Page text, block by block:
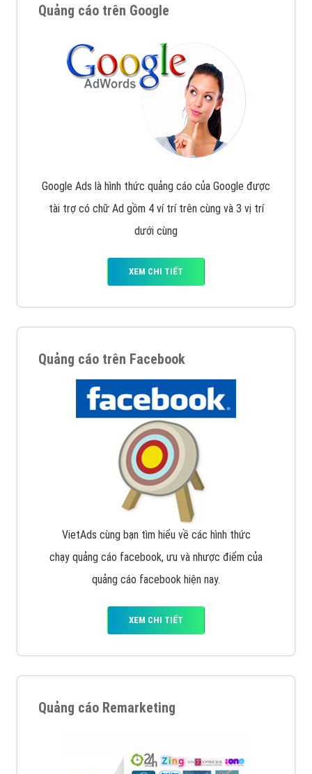
Quảng cáo trên Google
Google Ads là hình thức quảng cáo của Google được
tài trợ có chữ Ad gồm 4 ví trí trên cùng và 3 vị trí
dưới cùng
XEM CHI TIẾT
Quảng cáo trên Facebook
VietAds cùng bạn tìm hiểu về các hình thức
chạy quảng cáo facebook, ưu và nhược điểm của
quảng cáo facebook hiện nay.
XEM CHI TIẾT
Quảng cáo Remarketing